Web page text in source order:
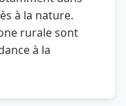
à la nature.
rurale sont
à la